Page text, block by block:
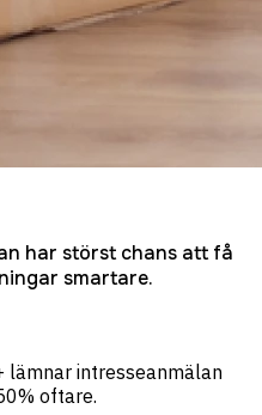
har störst chans att få
smartare.
lämnar intresseanmälan
oftare.